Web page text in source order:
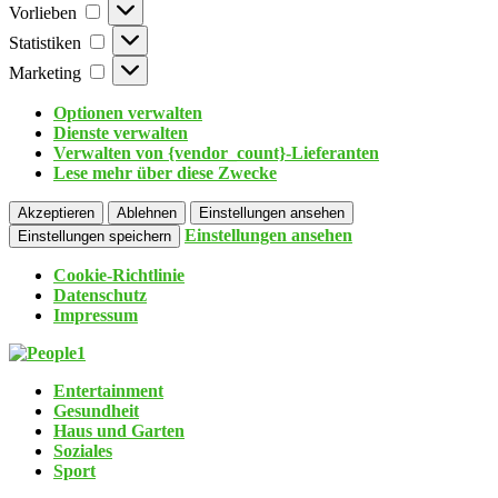
Vorlieben
Statistiken
Marketing
Optionen verwalten
Dienste verwalten
Verwalten von {vendor_count}-Lieferanten
Lese mehr über diese Zwecke
Akzeptieren Ablehnen
Einstellungen ansehen
Einstellungen speichern
Einstellungen ansehen
Cookie-Richtlinie
Datenschutz
Impressum
Entertainment
Gesundheit
Haus und Garten
Soziales
Sport